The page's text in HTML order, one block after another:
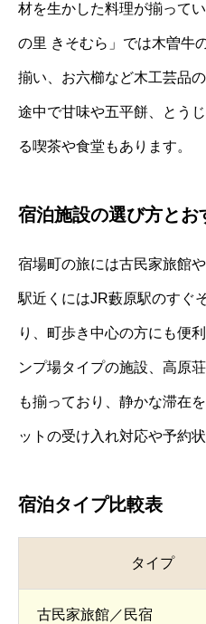
材を生かした料理が揃って
の里 きそむら」では木曽牛
揃い、お六櫛など木工芸品
途中で甘味や五平餅、とう
る喫茶や食堂もあります。
宿泊施設の選び方とお
宿場町の旅には古民家旅館
駅近くにはJR藪原駅のすぐ
り、町歩き中心の方にも便
ンプ場タイプの施設、高原
も揃っており、静かな滞在
ットの受け入れ対応や予約
宿泊タイプ比較表
タイプ
古民家旅館／民宿